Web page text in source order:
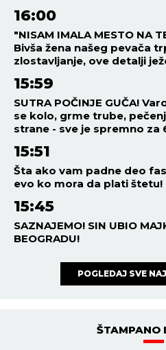
16:00
"NISAM IMALA MESTO NA
Bivša žena našeg pevača
zlostavljanje, ove detalji
15:59
SUTRA POČINJE GUČA!
se kolo, grme trube,
strane - sve je spremno za
15:51
Šta ako vam padne deo
evo ko mora da plati štetu!
15:45
SAZNAJEMO! SIN UBIO
BEOGRADU!
POGLEDAJ SVE
ŠTAMPANO